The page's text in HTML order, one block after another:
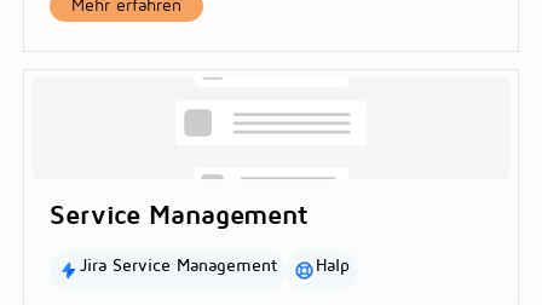
Mehr erfahren
Service Management
Jira Service Management Halp